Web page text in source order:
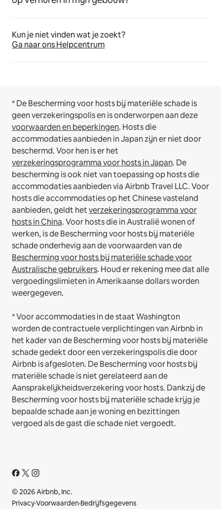
Kun je niet vinden wat je zoekt?
Ga naar ons Helpcentrum
* De Bescherming voor hosts bij materiële schade is
geen verzekeringspolis en is onderworpen aan deze
voorwaarden en beperkingen. Hosts die
accommodaties aanbieden in Japan zijn er niet door
beschermd. Voor hen is er het
verzekeringsprogramma voor hosts in Japan. De
bescherming is ook niet van toepassing op hosts die
accommodaties aanbieden via Airbnb Travel LLC.Voor
hosts die accommodaties op het Chinese vasteland
aanbieden, geldt hetverzekeringsprogramma voor
hosts in China.Voor hosts die in Australië wonen of
werken, is de Bescherming voor hosts bij materiële
schade onderhevig aan de voorwaarden van de
Bescherming voor hosts bij materiële schade voor
Australische gebruikers. Houd er rekening mee dat alle
vergoedingslimieten in Amerikaanse dollars worden
weergegeven.
* Voor accommodaties in de staat Washington
worden de contractuele verplichtingen van Airbnb in
het kader van de Bescherming voor hosts bij materiële
schade gedekt door een verzekeringspolis die door
Airbnb is afgesloten. De Bescherming voor hosts bij
materiële schade is niet gerelateerd aan de
Aansprakelijkheidsverzekering voor hosts. Dankzij de
Bescherming voor hosts bij materiële schade krijg je
bepaalde schade aan je woning en bezittingen
vergoed als de gast die schade niet vergoedt.
© 2026 Airbnb, Inc.
Privacy·Voorwaarden·Bedrijfsgegevens